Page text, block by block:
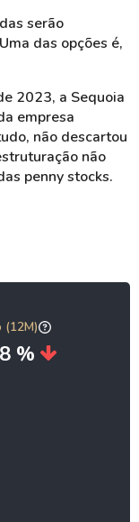
serão
das opções é,
2023, a Sequoia
empresa
não descartou
não
penny stocks.
(12M)
%